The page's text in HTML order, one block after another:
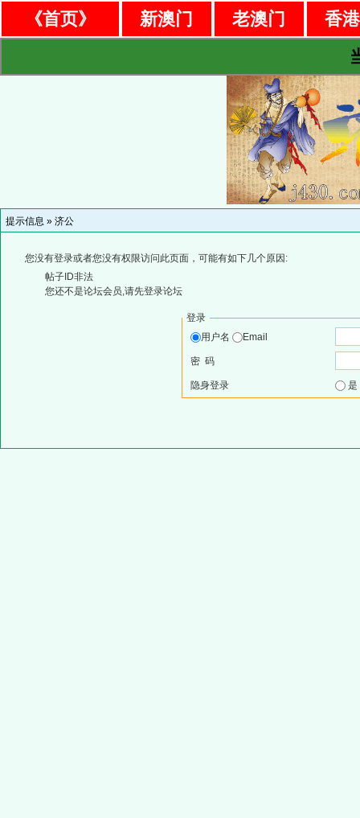
《首页》 新澳门 老澳门
香
提示信息 » 济公
您没有登录或者您没有权限访问此页面，可能有如下几个原因:
帖子ID非法
您还不是论坛会员,请先登录论坛
登录
用户名
Email
密 码
隐身登录